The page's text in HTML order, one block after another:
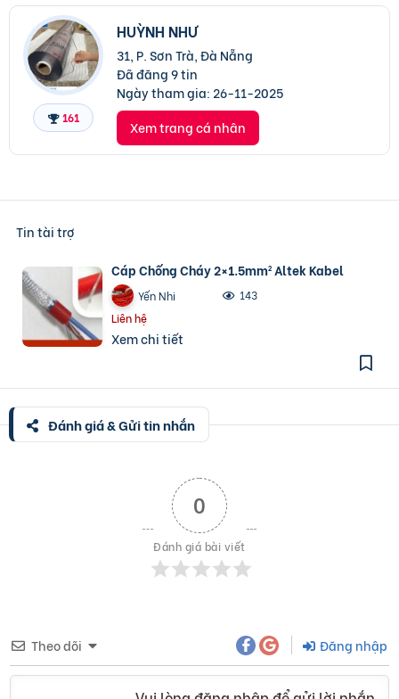
161
HUỲNH NHƯ
31, P. Sơn Trà, Đà Nẵng
Đã đăng 9 tin
Ngày tham gia: 26-11-2025
Xem trang cá nhân
Tin tài trợ
Cáp Chống Cháy 2×1.5mm² Altek Kabel
Yến Nhi
143
Liên hệ
Xem chi tiết
Đánh giá & Gửi tin nhắn
0
Đánh giá bài viết
Theo dõi Đăng nhập